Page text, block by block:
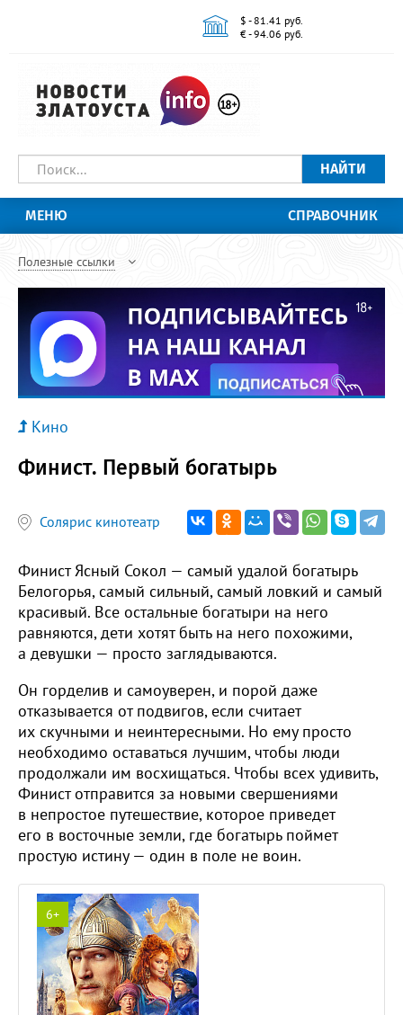
$ - 81.41 руб.
€ - 94.06 руб.
НАЙТИ
МЕНЮ СПРАВОЧНИК
Полезные ссылки
Кино
Финист. Первый богатырь
Солярис кинотеатр
Финист Ясный Сокол — самый удалой богатырь
Белогорья, самый сильный, самый ловкий и самый
красивый. Все остальные богатыри на него
равняются, дети хотят быть на него похожими,
а девушки — просто заглядываются.
Он горделив и самоуверен, и порой даже
отказывается от подвигов, если считает
их скучными и неинтересными. Но ему просто
необходимо оставаться лучшим, чтобы люди
продолжали им восхищаться. Чтобы всех удивить,
Финист отправится за новыми свершениями
в непростое путешествие, которое приведет
его в восточные земли, где богатырь поймет
простую истину — один в поле не воин.
6+